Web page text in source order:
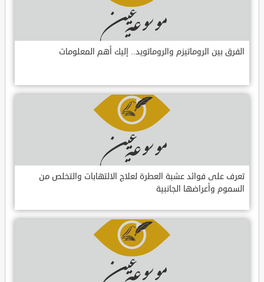
الفرق بين الروماتيزم والروماتويد.. إليك أهم المعلومات
تعرف على فوائد عشبة العطرة لعلاج الالتهابات والتخلص من
السموم وأعراضها الجانبية